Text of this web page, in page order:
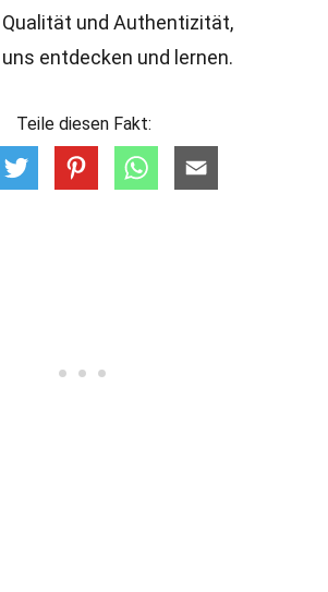
und Authentizität,
entdecken und lernen.
Teile diesen Fakt: